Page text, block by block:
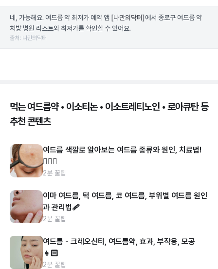
네, 가능해요. 여드름 약 최저가 예약 앱 [나만의닥터] 에서 종로구 여드름 약
처방 병원 리스트와 최저가를 확인할 수 있어요.
출처: 나만의닥터
먹는 여드름약 • 이소티논 • 이소트레티노인 • 로아큐탄 등
추천 콘텐츠
여드름 색깔로 알아보는 여드름 종류와 원인, 치료법!
👩🏻‍⚕️
2분 꿀팁
이마 여드름, 턱 여드름, 코 여드름, 부위별 여드름 원인
과 관리법🩹
2분 꿀팁
여드름 - 크레오신티, 여드름약, 효과, 부작용, 모공
👧🏻
2분 꿀팁